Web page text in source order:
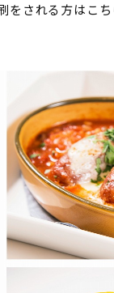
をされる方はこ